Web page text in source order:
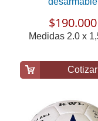
$190.000
Medidas 2.0 x
Cotizar